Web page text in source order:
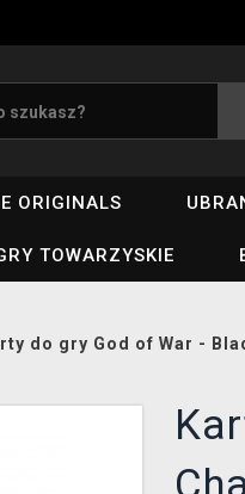
ORIGINALS
TOWARZYSKIE
do gry God of War -